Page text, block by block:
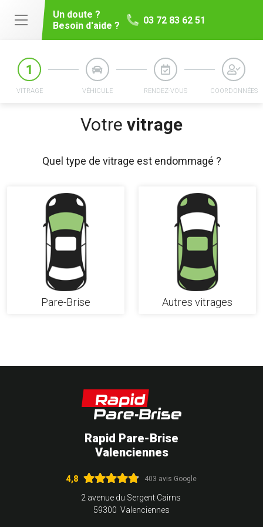
Un doute ?
Besoin d'aide ?
03 72 83 62 51
Votre vitrage
VITRAGE VÉHICULE RENDEZ-VOUS COORDONNÉES
Quel type de vitrage est endommagé ?
Pare-Brise Autres vitrages
Rapid Pare-Brise
Valenciennes
4,8 403 avis Google
2 avenue du Sergent Cairns
59300 Valenciennes